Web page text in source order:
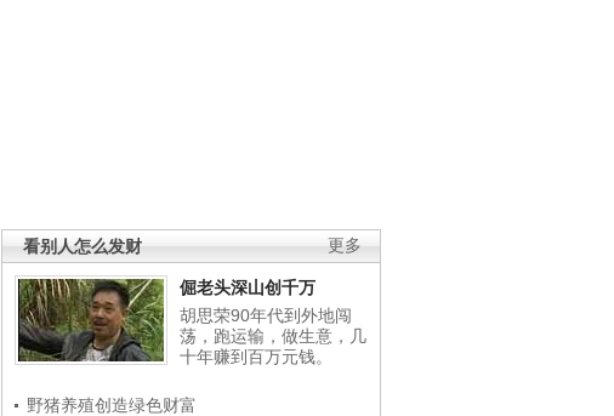
更多
看别人怎么发财
倔老头深山创千万
胡思荣90年代到外地闯
荡，跑运输，做生意，几
十年赚到百万元钱。
野猪养殖创造绿色财富